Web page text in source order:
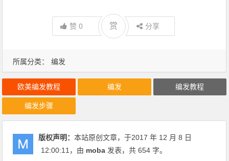
所属分类： 编发
赞0 赏 分享
欧美编发教程 编发 编发教程
编发步骤
版权声明：本站原创文章，于2017 年 12 月 8 日
12:00:11 ，由 moba 发表，共 654 字。